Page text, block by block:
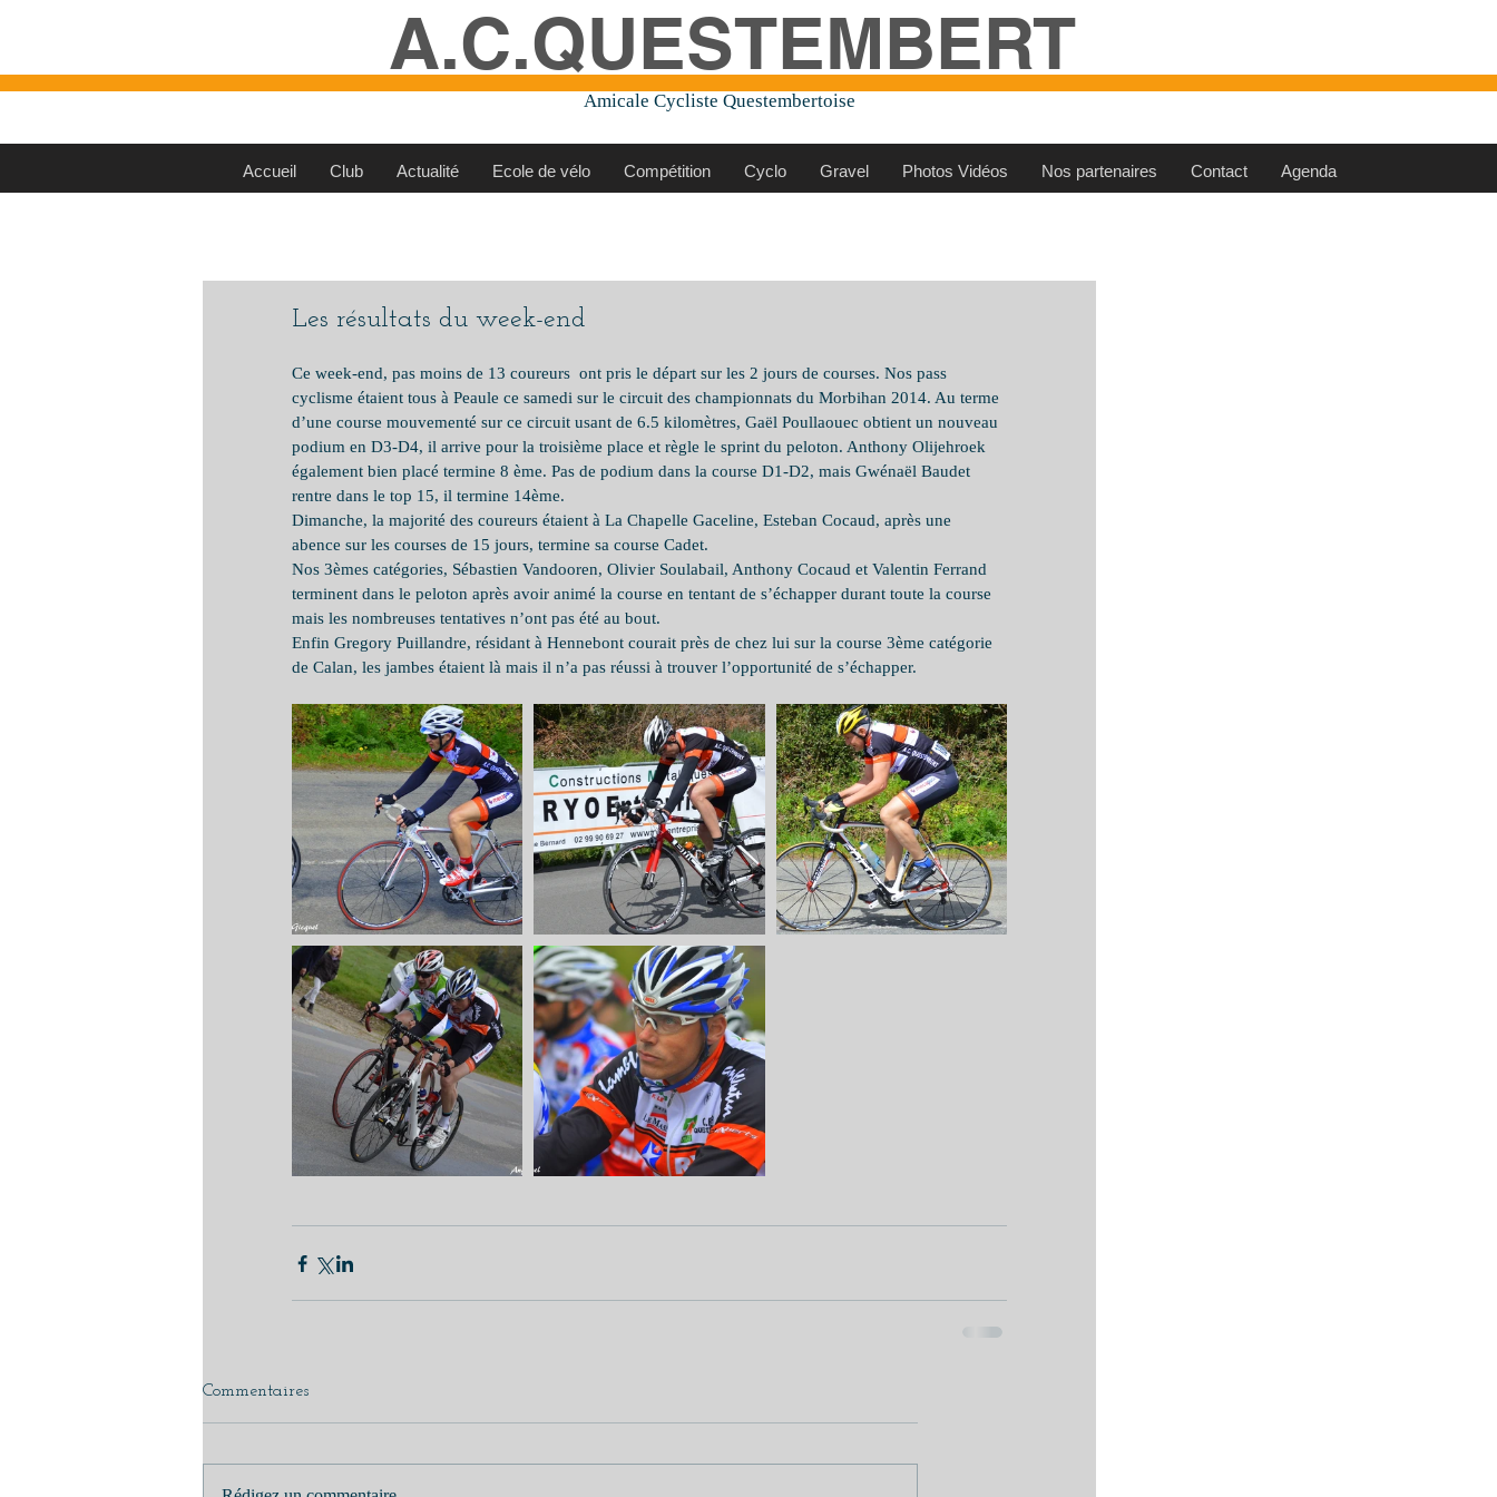
A.C.QUESTEMBERT
Amicale Cycliste Questembertoise
Accueil Club Actualité Ecole de vélo Compétition Cyclo Gravel Photos Vidéos Nos partenaires Contact Agenda
Les résultats du week-end
Ce week-end, pas moins de 13 coureurs  ont pris le départ sur les 2 jours de courses. Nos pass
cyclisme étaient tous à Peaule ce samedi sur le circuit des championnats du Morbihan 2014. Au terme
d’une course mouvementé sur ce circuit usant de 6.5 kilomètres, Gaël Poullaouec obtient un nouveau
podium en D3-D4, il arrive pour la troisième place et règle le sprint du peloton. Anthony Olijehroek
également bien placé termine 8 ème. Pas de podium dans la course D1-D2, mais Gwénaël Baudet
rentre dans le top 15, il termine 14ème.
Dimanche, la majorité des coureurs étaient à La Chapelle Gaceline, Esteban Cocaud, après une
abence sur les courses de 15 jours, termine sa course Cadet.
Nos 3èmes catégories, Sébastien Vandooren, Olivier Soulabail, Anthony Cocaud et Valentin Ferrand
terminent dans le peloton après avoir animé la course en tentant de s’échapper durant toute la course
mais les nombreuses tentatives n’ont pas été au bout.
Enfin Gregory Puillandre, résidant à Hennebont courait près de chez lui sur la course 3ème catégorie
de Calan, les jambes étaient là mais il n’a pas réussi à trouver l’opportunité de s’échapper.
Commentaires